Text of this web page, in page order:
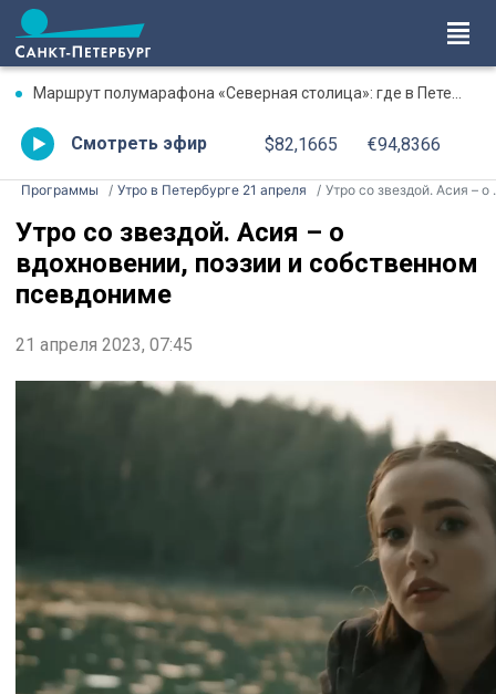
Маршрут полумарафона «Северная столица»: где в Петербурге будут перекрыты дороги 9 августа
Смотреть эфир $82,1665 €94,8366
Программы Утро в Петербурге 21 апреля Утро со звездой. Асия – о вдохновении, поэзии и собственном псевдониме
Утро со звездой. Асия – о
вдохновении, поэзии и собственном
псевдониме
21 апреля 2023, 07:45